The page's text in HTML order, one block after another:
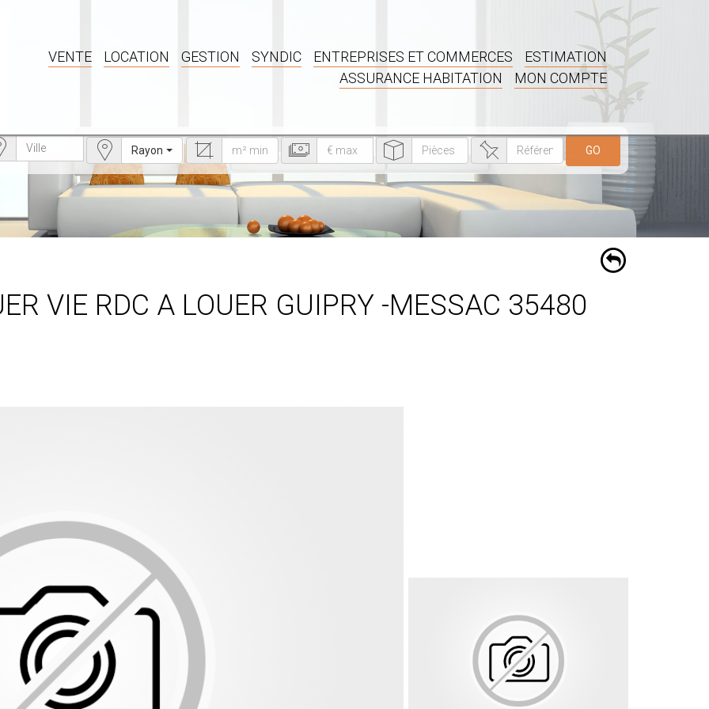
VENTE LOCATION GESTION SYNDIC ENTREPRISES ET COMMERCES
ESTIMATION
ASSURANCE HABITATION
MON COMPTE
Rayon GO
VIE RDC A LOUER GUIPRY -MESSAC 35480